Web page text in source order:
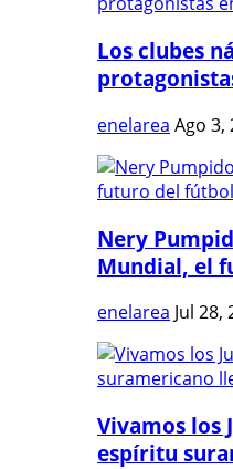
Los clubes
enelarea Ago 3,
Nery
Mundial, el
enelarea Jul 28,
Vivamos los
espíritu